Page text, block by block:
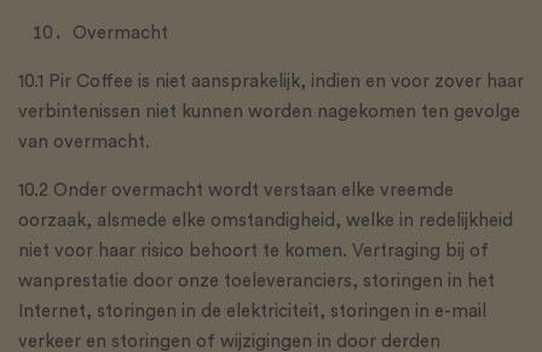
Overmacht
10.1 Pir Coffee is niet aansprakelijk, indien en voor zover haar
verbintenissen niet kunnen worden nagekomen ten gevolge
van overmacht.
10.2 Onder overmacht wordt verstaan elke vreemde
oorzaak, alsmede elke omstandigheid, welke in redelijkheid
niet voor haar risico behoort te komen. Vertraging bij of
wanprestatie door onze toeleveranciers, storingen in het
Internet, storingen in de elektriciteit, storingen in e-mail
verkeer en storingen of wijzigingen in door derden